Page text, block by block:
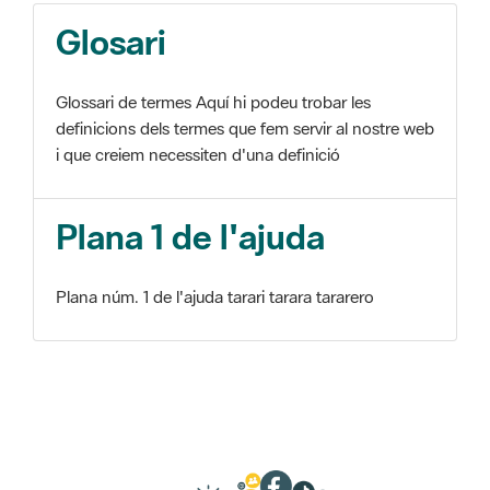
Glosari
Glossari de termes Aquí hi podeu trobar les
definicions dels termes que fem servir al nostre web
i que creiem necessiten d'una definició
Plana 1 de l'ajuda
Plana núm. 1 de l'ajuda tarari tarara tararero